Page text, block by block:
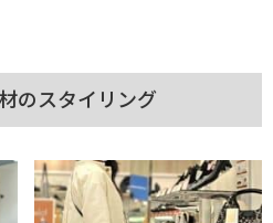
のスタイリング